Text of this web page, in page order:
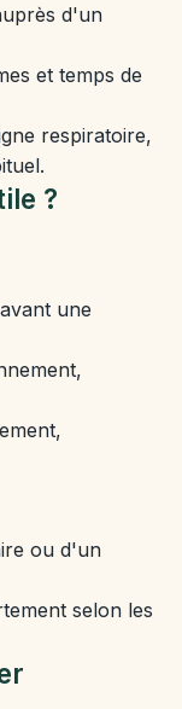
d'un
et temps de
respiratoire,
?
une
ou d'un
selon les